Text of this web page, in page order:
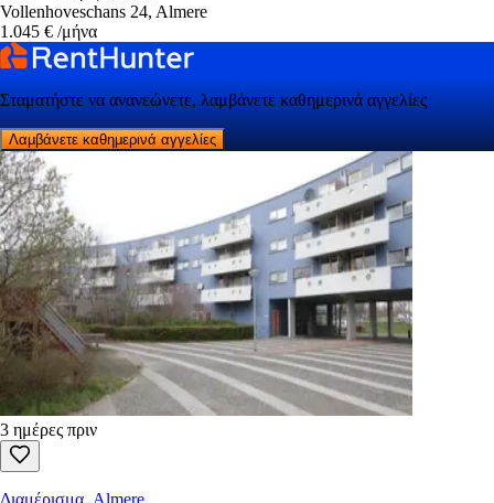
Vollenhoveschans 24, Almere
1.045 € /μήνα
Σταματήστε να ανανεώνετε, λαμβάνετε καθημερινά αγγελίες
Λαμβάνετε καθημερινά αγγελίες
3 ημέρες πριν
Διαμέρισμα, Almere